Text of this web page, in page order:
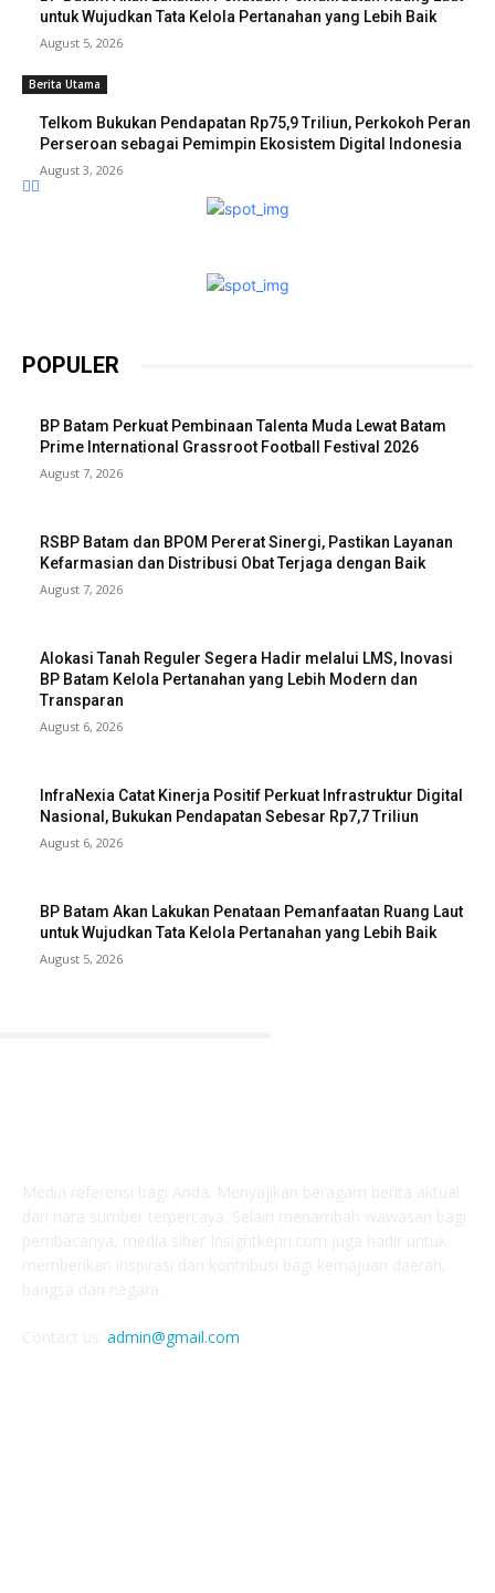
untuk Wujudkan Tata Kelola Pertanahan yang Lebih Baik
August 5, 2026
Berita Utama
Telkom Bukukan Pendapatan Rp75,9 Triliun, Perkokoh Peran
Perseroan sebagai Pemimpin Ekosistem Digital Indonesia
August 3, 2026
POPULER
BP Batam Perkuat Pembinaan Talenta Muda Lewat Batam
Prime International Grassroot Football Festival 2026
August 7, 2026
RSBP Batam dan BPOM Pererat Sinergi, Pastikan Layanan
Kefarmasian dan Distribusi Obat Terjaga dengan Baik
August 7, 2026
Alokasi Tanah Reguler Segera Hadir melalui LMS, Inovasi
BP Batam Kelola Pertanahan yang Lebih Modern dan
Transparan
August 6, 2026
InfraNexia Catat Kinerja Positif Perkuat Infrastruktur Digital
Nasional, Bukukan Pendapatan Sebesar Rp7,7 Triliun
August 6, 2026
BP Batam Akan Lakukan Penataan Pemanfaatan Ruang Laut
untuk Wujudkan Tata Kelola Pertanahan yang Lebih Baik
August 5, 2026
admin@gmail.com